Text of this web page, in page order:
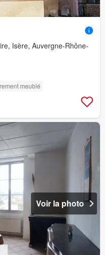
Isère, Auvergne-Rhône-
meublé
Voir la photo